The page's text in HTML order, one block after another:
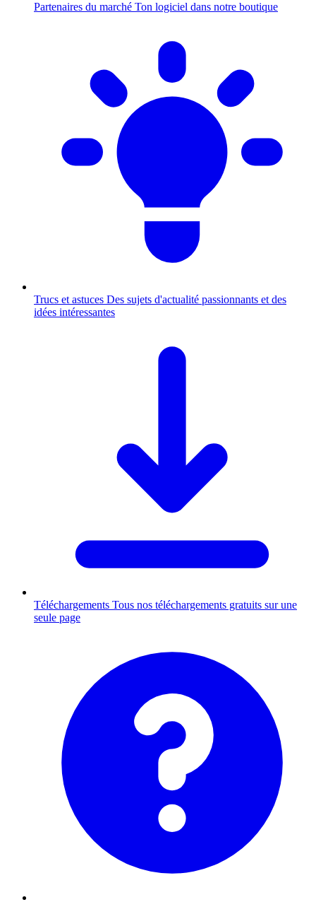
Partenaires du marché Ton logiciel dans notre boutique
Trucs et astuces Des sujets d'actualité passionnants et des
idées intéressantes
Téléchargements Tous nos téléchargements gratuits sur une
seule page